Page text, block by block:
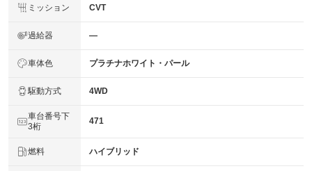
ミッション CVT
過給器 ―
車体色 プラチナホワイト・パール
駆動方式 4WD
車台番号下
3桁
471
燃料 ハイブリッド